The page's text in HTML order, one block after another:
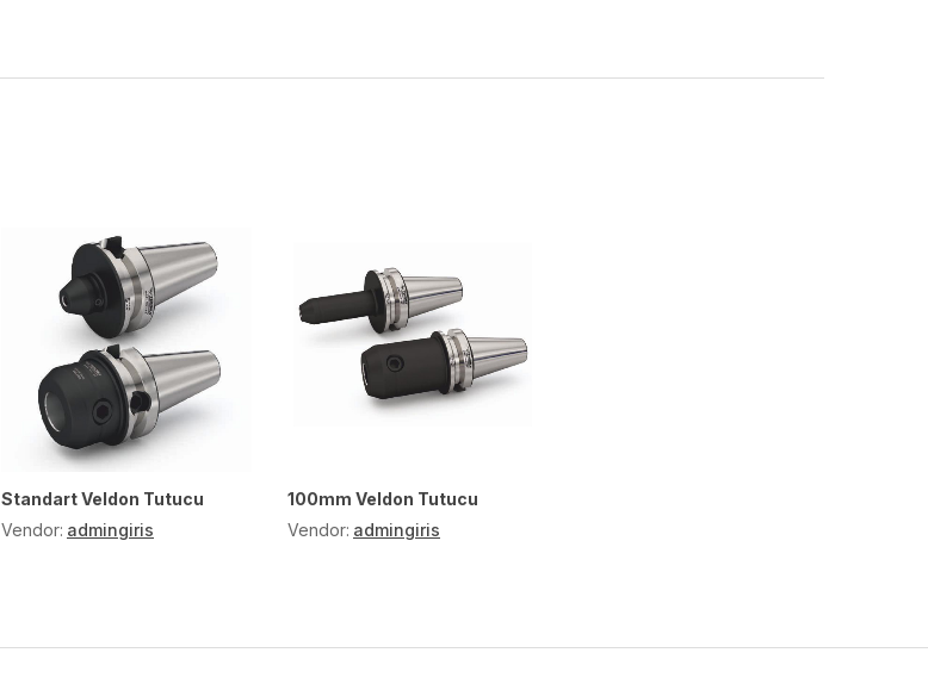
Standart Veldon Tutucu
Vendor: admingiris
100mm Veldon Tutucu
Vendor: admingiris